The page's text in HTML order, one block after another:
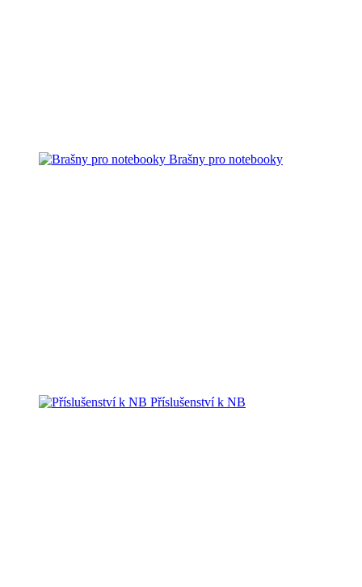
Brašny pro notebooky
Příslušenství k NB